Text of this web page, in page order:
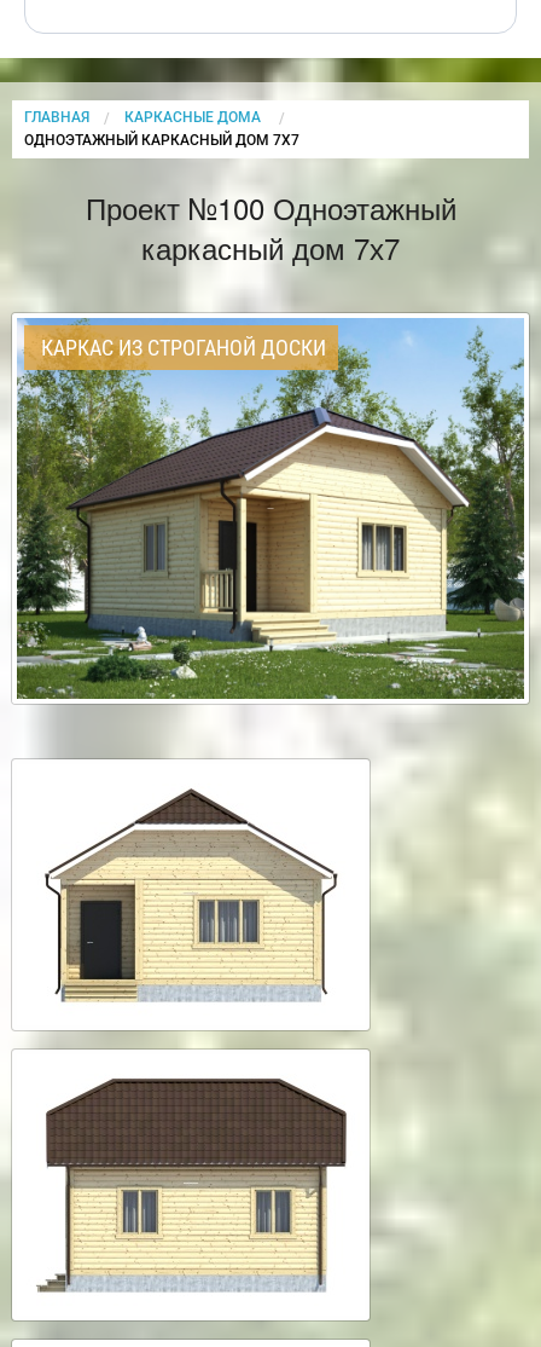
ГЛАВНАЯ
КАРКАСНЫЕ ДОМА
CURRENT:
ОДНОЭТАЖНЫЙ КАРКАСНЫЙ ДОМ 7Х7
Проект №100 Одноэтажный
каркасный дом 7х7
КАРКАС ИЗ СТРОГАНОЙ ДОСКИ